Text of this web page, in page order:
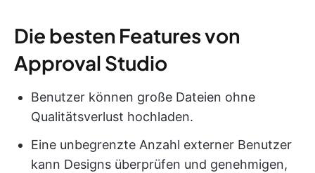
Die besten Features von
Approval Studio
Benutzer können große Dateien ohne
Qualitätsverlust hochladen.
Eine unbegrenzte Anzahl externer Benutzer
kann Designs überprüfen und genehmigen,